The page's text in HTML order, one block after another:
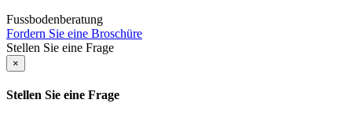
Fussbodenberatung
Fordern Sie eine Broschüre
Stellen Sie eine Frage
×
Stellen Sie eine Frage